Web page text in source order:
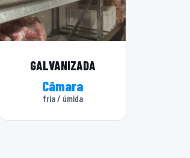
GALVANIZADA
Câmara
fria / úmida